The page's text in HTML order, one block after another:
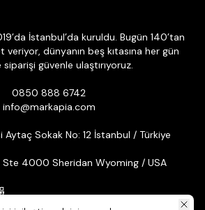
İstanbul’da kuruldu. Bugün 140’tan
veriyor, dünyanın beş kıtasına her gün
güvenle ulaştırıyoruz.
0850 888 6742
info@markapia.com
Aytaç Sokak No: 12 İstanbul / Türkiye
4000 Sheridan Wyoming / USA